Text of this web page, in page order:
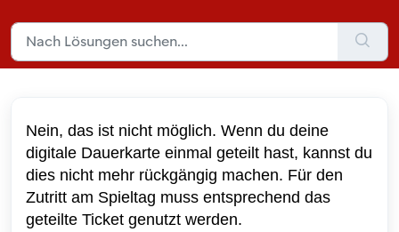
Nein, das ist nicht möglich. Wenn du deine
digitale Dauerkarte einmal geteilt hast, kannst du
dies nicht mehr rückgängig machen. Für den
Zutritt am Spieltag muss entsprechend das
geteilte Ticket genutzt werden.